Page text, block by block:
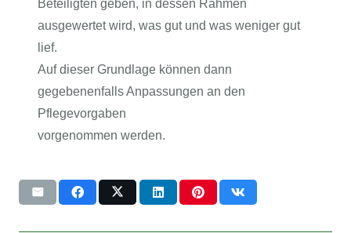
Beteiligten geben, in dessen Rahmen
ausgewertet wird, was gut und was weniger gut
lief.
Auf dieser Grundlage können dann
gegebenenfalls Anpassungen an den
Pflegevorgaben
vorgenommen werden.